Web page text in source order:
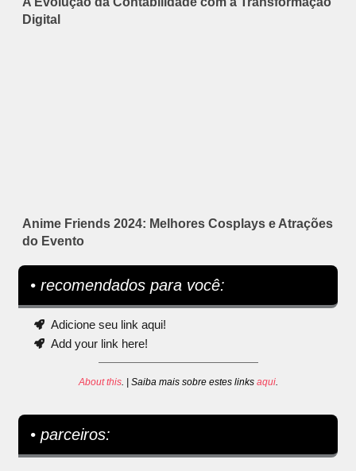
Digital
Anime Friends 2024: Melhores Cosplays e Atrações
do Evento
• recomendados para você:
Adicione seu link aqui!
Add your link here!
About this. | Saiba mais sobre estes links aqui.
• parceiros: